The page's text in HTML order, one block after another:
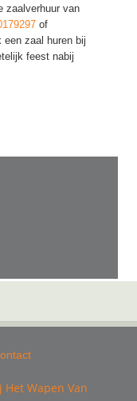
zaalverhuur van
of
een zaal huren bij
feest nabij
Wapen Van